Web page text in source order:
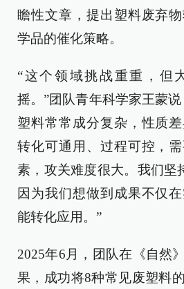
瞻性文章，提出塑料废弃
学品的催化策略。
“这个领域挑战重重，但
摇。”团队青年科学家王蒙
塑料常常成分复杂，性质
转化可通用、过程可控，
素，攻关难度很大。我们坚
因为我们想做到成果不仅
能转化应用。”
2025年6月，团队在《自然
果，成功将8种常见废塑料